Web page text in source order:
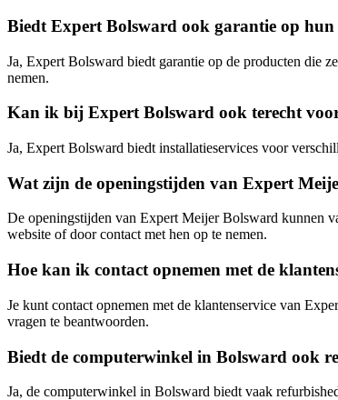
Biedt Expert Bolsward ook garantie op hun
Ja, Expert Bolsward biedt garantie op de producten die
nemen.
Kan ik bij Expert Bolsward ook terecht
Ja, Expert Bolsward biedt installatieservices voor
Wat zijn de openingstijden van Expert
De openingstijden van Expert Meijer Bolsward kunnen
website of door contact met hen op te nemen.
Hoe kan ik contact opnemen met de
Je kunt contact opnemen met de klantenservice van
vragen te beantwoorden.
Biedt de computerwinkel in Bolsward ook
Ja, de computerwinkel in Bolsward biedt vaak